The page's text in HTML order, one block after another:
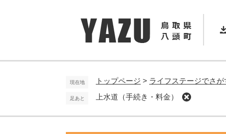
本
現在地 トップページ > ライフステージでさが
足あと 上水道（手続き・料金）